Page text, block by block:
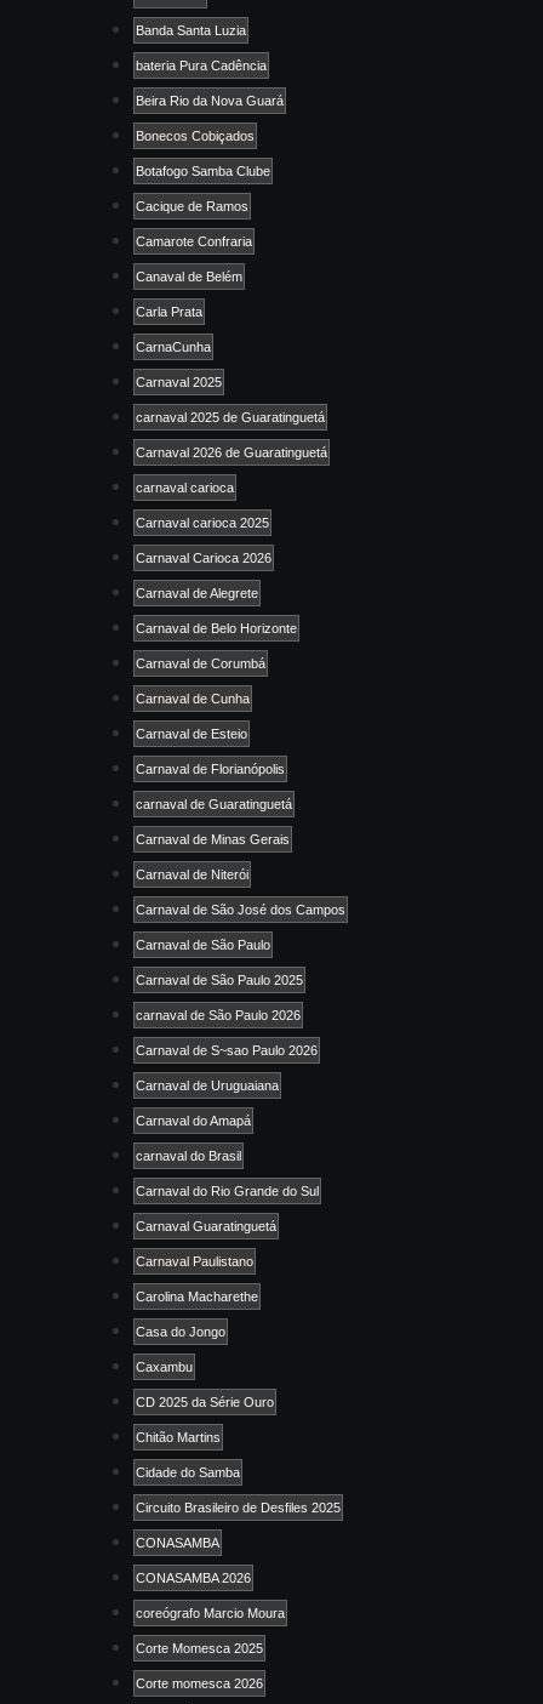
Banda Santa Luzia
bateria Pura Cadência
Beira Rio da Nova Guará
Bonecos Cobiçados
Botafogo Samba Clube
Cacique de Ramos
Camarote Confraria
Canaval de Belém
Carla Prata
CarnaCunha
Carnaval 2025
carnaval 2025 de Guaratinguetá
Carnaval 2026 de Guaratinguetá
carnaval carioca
Carnaval carioca 2025
Carnaval Carioca 2026
Carnaval de Alegrete
Carnaval de Belo Horizonte
Carnaval de Corumbá
Carnaval de Cunha
Carnaval de Esteio
Carnaval de Florianópolis
carnaval de Guaratinguetá
Carnaval de Minas Gerais
Carnaval de Niterói
Carnaval de São José dos Campos
Carnaval de São Paulo
Carnaval de São Paulo 2025
carnaval de São Paulo 2026
Carnaval de S~sao Paulo 2026
Carnaval de Uruguaiana
Carnaval do Amapá
carnaval do Brasil
Carnaval do Rio Grande do Sul
Carnaval Guaratinguetá
Carnaval Paulistano
Carolina Macharethe
Casa do Jongo
Caxambu
CD 2025 da Série Ouro
Chitão Martins
Cidade do Samba
Circuito Brasileiro de Desfiles 2025
CONASAMBA
CONASAMBA 2026
coreógrafo Marcio Moura
Corte Momesca 2025
Corte momesca 2026